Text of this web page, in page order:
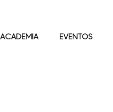
ACADEMIA EVENTOS